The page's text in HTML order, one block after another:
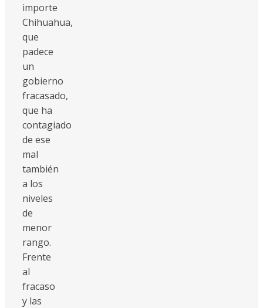
importe
Chihuahua,
que
padece
un
gobierno
fracasado,
que ha
contagiado
de ese
mal
también
a los
niveles
de
menor
rango.
Frente
al
fracaso
y las